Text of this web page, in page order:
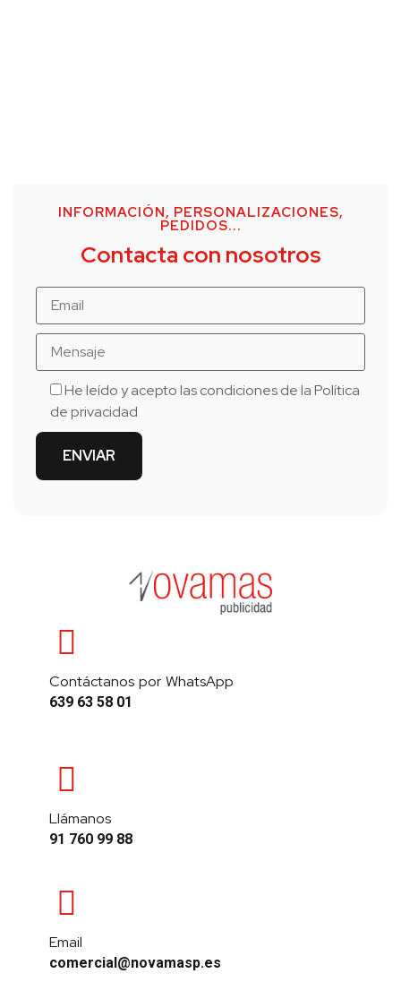
INFORMACIÓN, PERSONALIZACIONES,
PEDIDOS...
Contacta con nosotros
He leído y acepto las condiciones de laPolítica
de privacidad
Contáctanos por WhatsApp
639 63 58 01
Llámanos
91 760 99 88
Email
comercial@novamasp.es